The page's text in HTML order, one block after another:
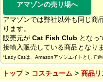
アマゾンの売り場へ
アマゾンでは弊社以外も同じ商
ります。
販売元が Cat Fish Club となっ
接輸入販売している商品となりま
*Lady Catは、Amazonアソシエイトとして適
トップ コスチューム 商品リ